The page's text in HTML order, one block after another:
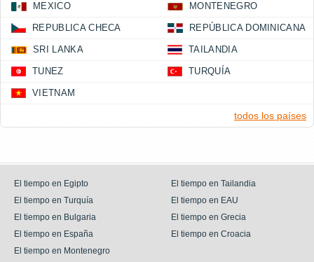
MEXICO MONTENEGRO
REPUBLICA CHECA REPÚBLICA DOMINICANA
SRI LANKA TAILANDIA
TUNEZ TURQUÍA
VIETNAM
todos los países
El tiempo en Egipto
El tiempo en Tailandia
El tiempo en Turquía
El tiempo en EAU
El tiempo en Bulgaria
El tiempo en Grecia
El tiempo en España
El tiempo en Croacia
El tiempo en Montenegro